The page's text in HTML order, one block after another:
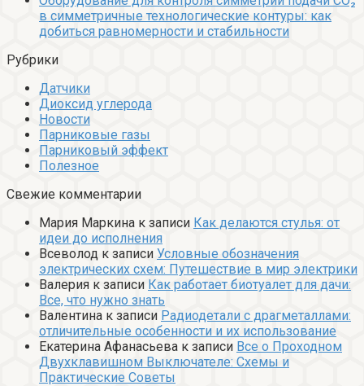
в симметричные технологические контуры: как
добиться равномерности и стабильности
Рубрики
Датчики
Диоксид углерода
Новости
Парниковые газы
Парниковый эффект
Полезное
Свежие комментарии
Мария Маркина к записи Как делаются стулья: от
идеи до исполнения
Всеволод к записи Условные обозначения
электрических схем: Путешествие в мир электрики
Валерия к записи Как работает биотуалет для дачи:
Все, что нужно знать
Валентина к записи Радиодетали с драгметаллами:
отличительные особенности и их использование
Екатерина Афанасьева к записи Все о Проходном
Двухклавишном Выключателе: Схемы и
Практические Советы